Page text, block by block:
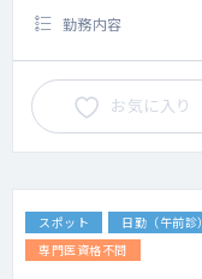
勤務内容
お気に入り
スポット 日勤（午前診）
専門医資格不問